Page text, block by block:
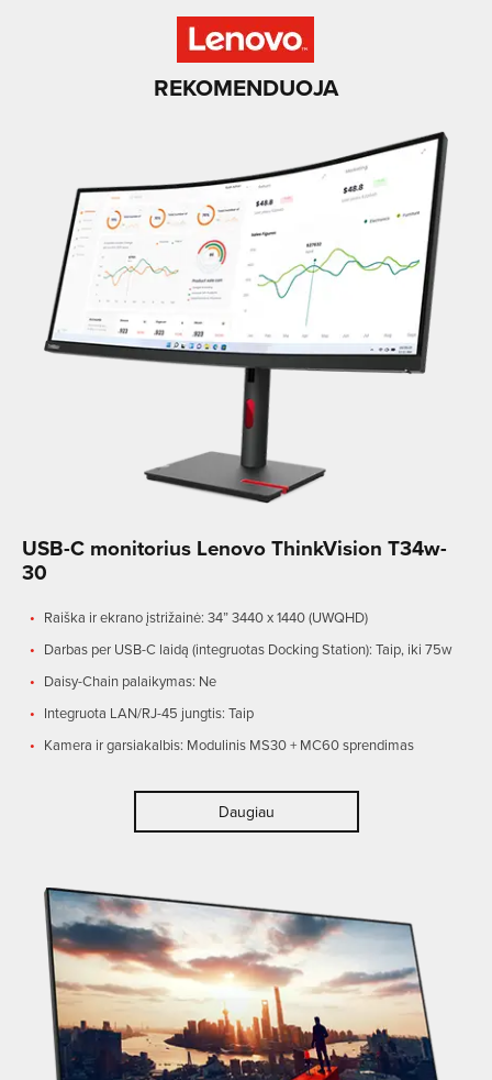
REKOMENDUOJA
USB-C monitorius Lenovo ThinkVision T34w-
30
Raiška ir ekrano įstrižainė: 34” 3440 x 1440 (UWQHD)
Darbas per USB-C laidą (integruotas Docking Station): Taip, iki 75w
Daisy-Chain palaikymas: Ne
Integruota LAN/RJ-45 jungtis: Taip
Kamera ir garsiakalbis: Modulinis MS30 + MC60 sprendimas
Daugiau